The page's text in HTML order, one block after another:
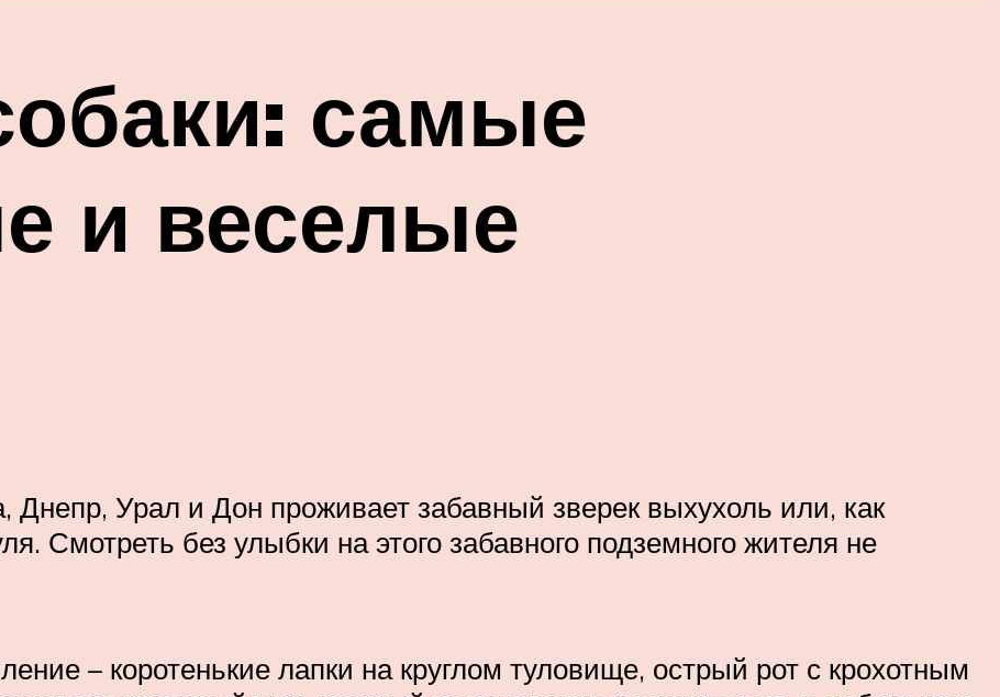
самые
и веселые
Днепр, Урал и Дон проживает забавный зверек выхухоль или, как
Смотреть без улыбки на этого забавного подземного жителя не
– коротенькие лапки на круглом туловище, острый рот с крохотным